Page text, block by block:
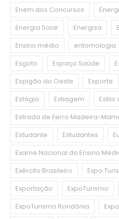
Enem dos Concursos
Energia Solar
Energisa
Ensino médio
entomologia
Esgoto
Espaço Saúde
Espigão do Oeste
Esporte
Estágio
Estiagem Estilo
Estrada de Ferro Madeira-
Estudante
Estudantes
Exame Nacional do Ensino
Exército Brasileiro
Expo
Exportação
ExpoTurismo
ExpoTurismo Rondônia